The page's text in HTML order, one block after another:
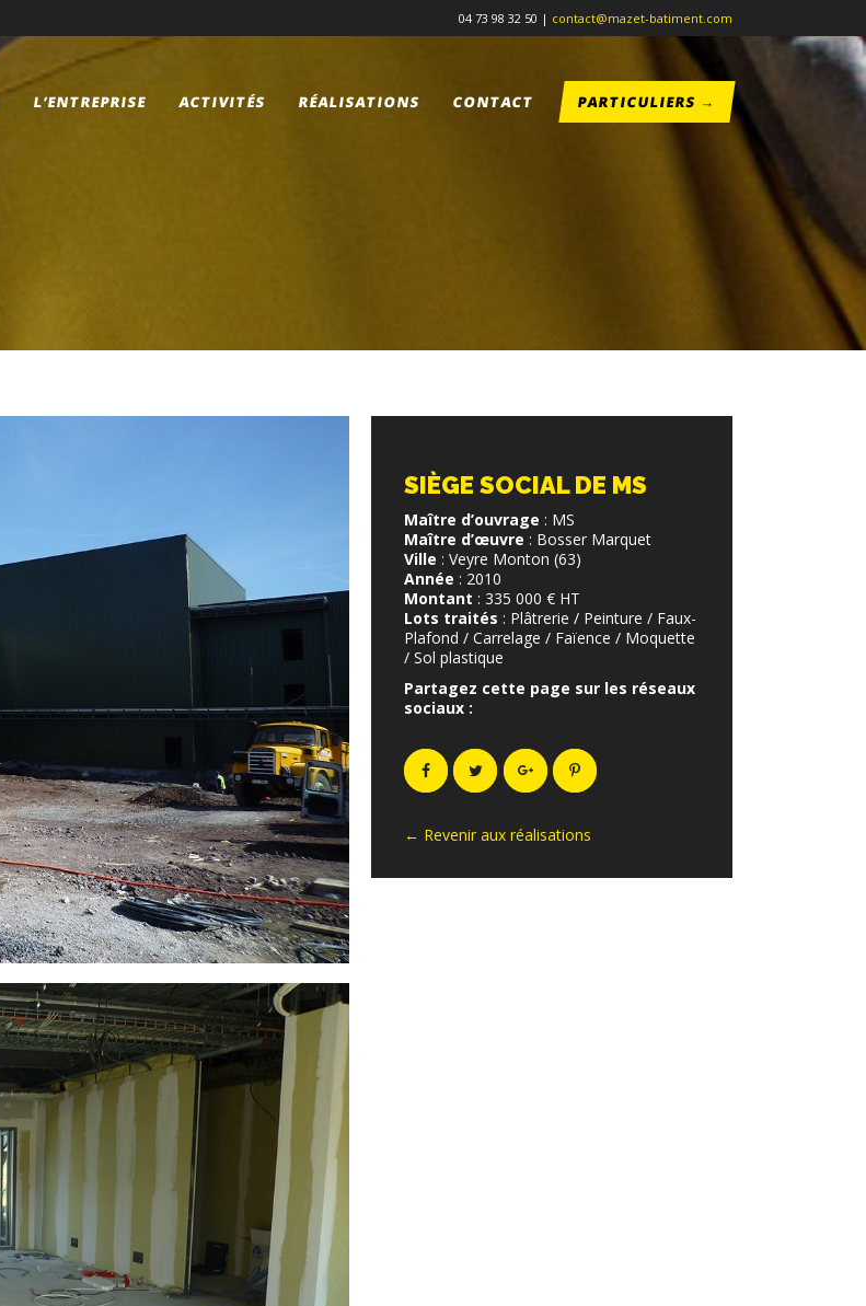
04 73 98 32 50 | contact@mazet-batiment.com
L’ENTREPRISE ACTIVITÉS RÉALISATIONS CONTACT PARTICULIERS →
SIÈGE SOCIAL DE MS
Maître d’ouvrage : MS
Maître d’œuvre : Bosser Marquet
Ville : Veyre Monton (63)
Année : 2010
Montant : 335 000 € HT
Lots traités : Plâtrerie / Peinture / Faux-
Plafond / Carrelage / Faïence / Moquette
/ Sol plastique
Partagez cette page sur les réseaux
sociaux :
← Revenir aux réalisations